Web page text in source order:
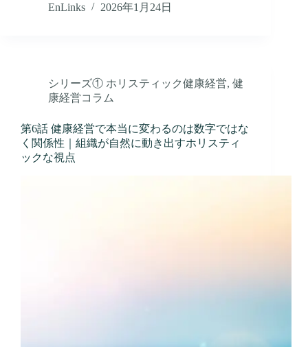
EnLinks
2026年1月24日
シリーズ① ホリスティック健康経営, 健
康経営コラム
第6話 健康経営で本当に変わるのは数字ではな
く関係性｜組織が自然に動き出すホリスティ
ックな視点